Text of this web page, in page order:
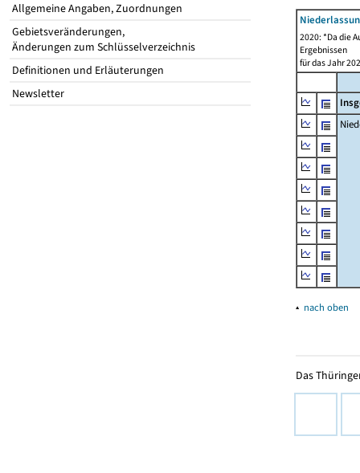
Allgemeine Angaben, Zuordnungen
Gebietsveränderungen,
Änderungen zum Schlüsselverzeichnis
Definitionen und Erläuterungen
Newsletter
2020: *Da die
Ergebnissen
für das Jahr
▴ nach oben
Das